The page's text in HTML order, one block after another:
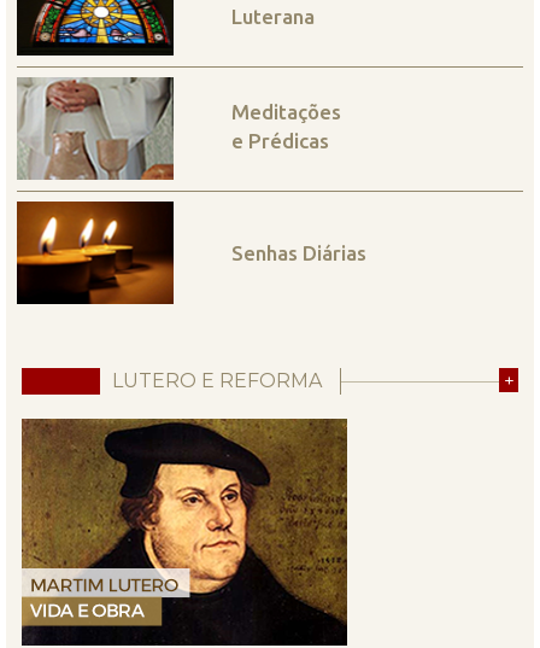
Luterana
Meditações
e Prédicas
Senhas Diárias
LUTERO E REFORMA +